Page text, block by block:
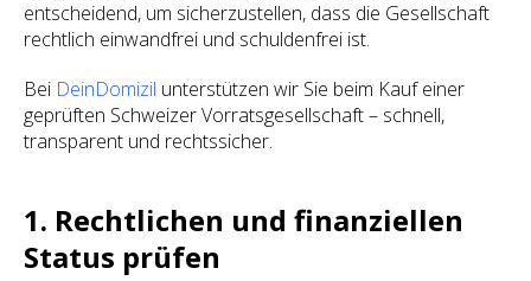
entscheidend, um sicherzustellen, dass die Gesellschaft
rechtlich einwandfrei und schuldenfrei ist.
Bei DeinDomizil unterstützen wir Sie beim Kauf einer
geprüften Schweizer Vorratsgesellschaft – schnell,
transparent und rechtssicher.
1. Rechtlichen und finanziellen
Status prüfen